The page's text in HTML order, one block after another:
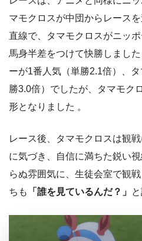
マモクロスが中団からレース
直線で、タマモクロスがニッ
馬身半差をつけて快勝しまし
ーが1番人気（単勝2.1倍）、
勝3.0倍）でしたが、タマモク
形となりました 。
レース後、タマモクロスは観
に気づき、自信に満ちた鋭い
らぬ雰囲気に、生徒会室で観
ちも
「誰を見ているんだ？」